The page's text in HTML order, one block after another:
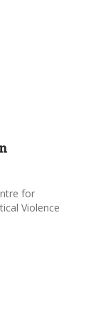
for
Violence